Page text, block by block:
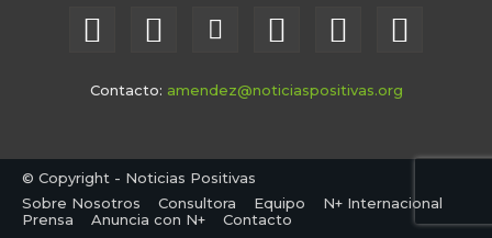
Contacto: amendez@noticiaspositivas.org
© Copyright - Noticias Positivas
Sobre Nosotros
Consultora Equipo
N+ Internacional
Prensa
Anuncia con N+ Contacto